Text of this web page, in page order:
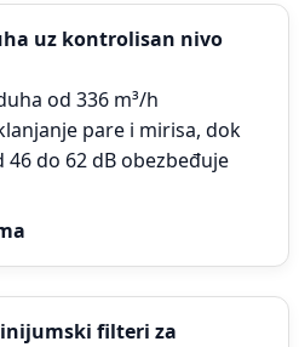
uz kontrolisan nivo
od 336 m³/h
pare i mirisa, dok
do 62 dB obezbeđuje
filteri za